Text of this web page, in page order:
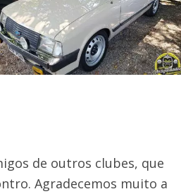
de outros clubes, que
Agradecemos muito a